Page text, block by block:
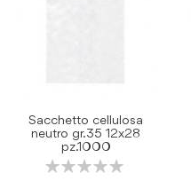
Sacchetto cellulosa
neutro gr.35 12x28
pz.1000
Rating: